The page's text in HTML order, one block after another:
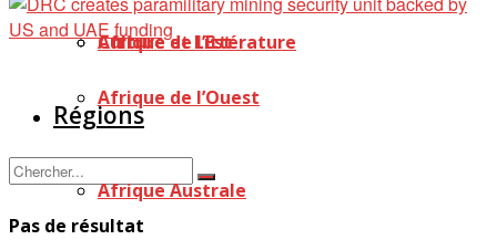
Afrique de l’Est
Afrique de l’Ouest
Pas de résultat
Culture et Littérature
Régions
Afrique Australe